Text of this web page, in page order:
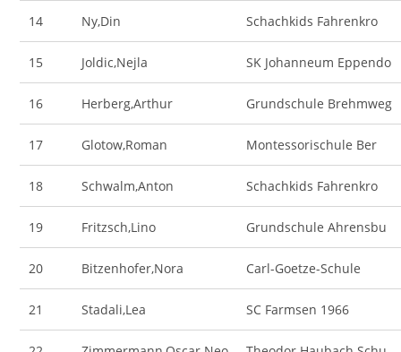
14 Ny,Din Schachkids Fahrenkro
15 Joldic,Nejla SK Johanneum Eppendo
16 Herberg,Arthur Grundschule Brehmweg
17 Glotow,Roman Montessorischule Ber
18 Schwalm,Anton Schachkids Fahrenkro
19 Fritzsch,Lino Grundschule Ahrensbu
20 Bitzenhofer,Nora Carl-Goetze-Schule
21 Stadali,Lea SC Farmsen 1966